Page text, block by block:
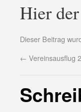
Hier
Dieser Beitrag
← Vereinsausflug